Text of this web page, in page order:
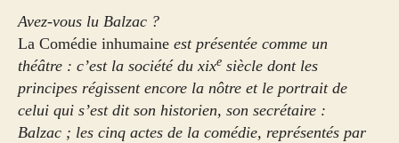
Avez-vous lu Balzac ?
La Comédie inhumaine est présentée comme un
théâtre : c’est la société du xixe siècle dont les
principes régissent encore la nôtre et le portrait de
celui qui s’est dit son historien, son secrétaire :
Balzac ; les cinq actes de la comédie, représentés par